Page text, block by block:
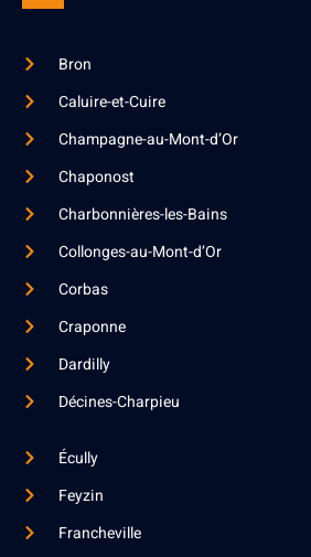
Bron
Caluire-et-Cuire
Champagne-au-Mont-d’Or
Chaponost
Charbonnières-les-Bains
Collonges-au-Mont-d’Or
Corbas
Craponne
Dardilly
Décines-Charpieu
Écully
Feyzin
Francheville